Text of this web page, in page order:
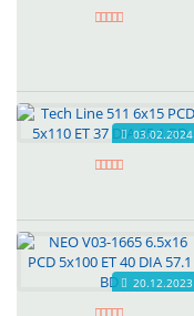
03.02.2024
20.12.2023